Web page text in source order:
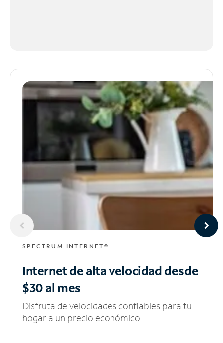
SPECTRUM INTERNET®
Internet de alta velocidaddesde
$30 al mes
Disfruta de velocidades confiables para tu
hogar a un precio económico.